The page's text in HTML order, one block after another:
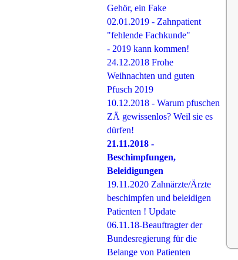
Gehör, ein Fake
02.01.2019 - Zahnpatient
"fehlende Fachkunde"
- 2019 kann kommen!
24.12.2018 Frohe
Weihnachten und guten
Pfusch 2019
10.12.2018 - Warum pfuschen
ZÄ gewissenlos? Weil sie es
dürfen!
21.11.2018 -
Beschimpfungen,
Beleidigungen
19.11.2020 Zahnärzte/Ärzte
beschimpfen und beleidigen
Patienten ! Update
06.11.18-Beauftragter der
Bundesregierung für die
Belange von Patienten